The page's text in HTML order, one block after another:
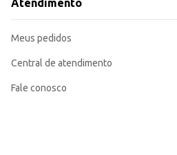
Atendimento
Meus pedidos
Central de atendimento
Fale conosco